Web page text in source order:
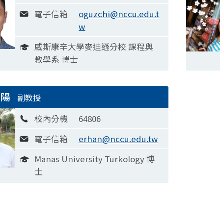
電子信箱
oguzchi@nccu.edu.t
w
威斯康辛大學麥迪遜分校 課程與
教學系 博士
副教授
校內分機
64806
電子信箱
erhan@nccu.edu.tw
Manas University Turkology 博
士